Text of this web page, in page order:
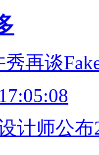
再谈
计师公